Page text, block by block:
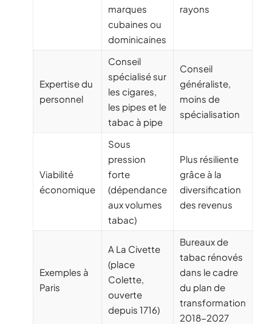
marques
cubaines ou
dominicaines
rayons
Expertise du
personnel
Conseil
spécialisé sur
les cigares,
les pipes et le
tabac à pipe
Conseil
généraliste,
moins de
spécialisation
Viabilité
économique
Sous
pression
forte
(dépendance
aux volumes
tabac)
Plus résiliente
grâce à la
diversification
des revenus
Exemples à
Paris
A La Civette
(place
Colette,
ouverte
depuis 1716)
Bureaux de
tabac rénovés
dans le cadre
du plan de
transformation
2018-2027